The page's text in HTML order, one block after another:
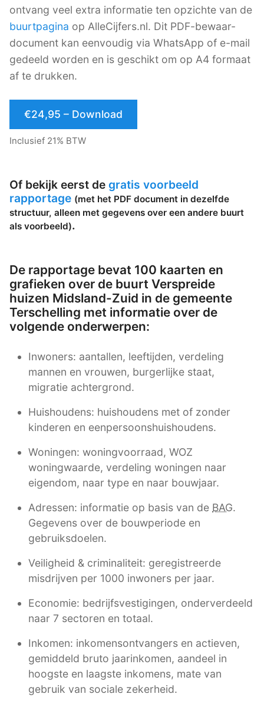
ontvang veel extra informatie ten opzichte van de
buurtpagina op AlleCijfers.nl. Dit PDF-bewaar-
document kan eenvoudig via WhatsApp of e-mail
gedeeld worden en is geschikt om op A4 formaat
af te drukken.
€24,95 – Download
Inclusief 21% BTW
Of bekijk eerst de gratis voorbeeld
rapportage (met het PDF document in dezelfde
structuur, alleen met gegevens over een andere buurt
als voorbeeld).
De rapportage bevat 100 kaarten en
grafieken over de buurt Verspreide
huizen Midsland-Zuid in de gemeente
Terschelling met informatie over de
volgende onderwerpen:
Inwoners: aantallen, leeftijden, verdeling
mannen en vrouwen, burgerlijke staat,
migratie achtergrond.
Huishoudens: huishoudens met of zonder
kinderen en eenpersoonshuishoudens.
Woningen: woningvoorraad, WOZ
woningwaarde, verdeling woningen naar
eigendom, naar type en naar bouwjaar.
Adressen: informatie op basis van de BAG.
Gegevens over de bouwperiode en
gebruiksdoelen.
Veiligheid & criminaliteit: geregistreerde
misdrijven per 1000 inwoners per jaar.
Economie: bedrijfsvestigingen, onderverdeeld
naar 7 sectoren en totaal.
Inkomen: inkomensontvangers en actieven,
gemiddeld bruto jaarinkomen, aandeel in
hoogste en laagste inkomens, mate van
gebruik van sociale zekerheid.